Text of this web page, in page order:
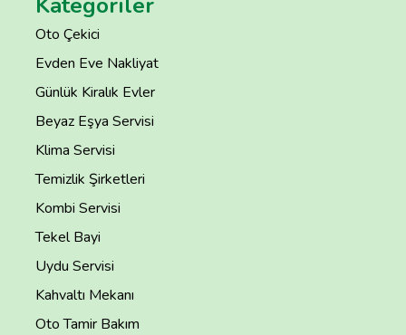
Oto Çekici
Evden Eve Nakliyat
Günlük Kiralık Evler
Beyaz Eşya Servisi
Klima Servisi
Temizlik Şirketleri
Kombi Servisi
Tekel Bayi
Uydu Servisi
Kahvaltı Mekanı
Oto Tamir Bakım